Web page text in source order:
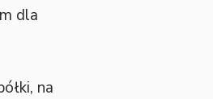
dla
na